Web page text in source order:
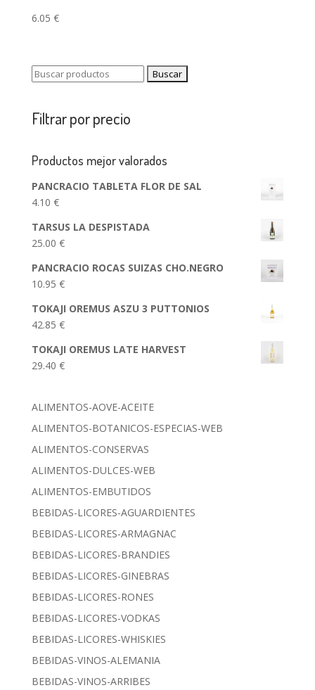
6.05 €
Buscar:
Filtrar por precio
Productos mejor valorados
PANCRACIO TABLETA FLOR DE SAL
4.10 €
TARSUS LA DESPISTADA
25.00 €
PANCRACIO ROCAS SUIZAS CHO.NEGRO
10.95 €
TOKAJI OREMUS ASZU 3 PUTTONIOS
42.85 €
TOKAJI OREMUS LATE HARVEST
29.40 €
ALIMENTOS-AOVE-ACEITE
ALIMENTOS-BOTANICOS-ESPECIAS-WEB
ALIMENTOS-CONSERVAS
ALIMENTOS-DULCES-WEB
ALIMENTOS-EMBUTIDOS
BEBIDAS-LICORES-AGUARDIENTES
BEBIDAS-LICORES-ARMAGNAC
BEBIDAS-LICORES-BRANDIES
BEBIDAS-LICORES-GINEBRAS
BEBIDAS-LICORES-RONES
BEBIDAS-LICORES-VODKAS
BEBIDAS-LICORES-WHISKIES
BEBIDAS-VINOS-ALEMANIA
BEBIDAS-VINOS-ARRIBES